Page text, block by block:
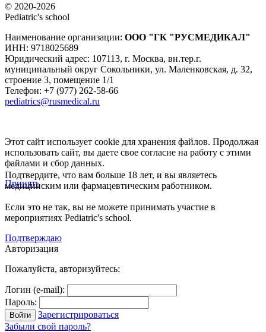
© 2020-2026
Pediatric's school
Наименование организации: ООО "ГК "РУСМЕДИКАЛ"
ИНН: 9718025689
Юридический адрес: 107113, г. Москва, вн.тер.г.
муниципальный округ Сокольники, ул. Маленковская, д. 32,
строение 3, помещение 1/1
Телефон: +7 (977) 262-58-66
pediatrics@rusmedical.ru
Этот сайт использует cookie для хранения файлов. Продолжая
использовать сайт, вы даете свое согласие на работу с этими
файлами и сбор данных.
Принять
Подтвердите, что вам больше 18 лет, и вы являетесь
медицинским или фармацевтическим работником.
Если это не так, вы не можете принимать участие в
мероприятиях Pediatric's school.
Подтверждаю
Авторизация
Пожалуйста, авторизуйтесь:
Логин (e-mail):
Пароль:
Зарегистрироваться
Забыли свой пароль?